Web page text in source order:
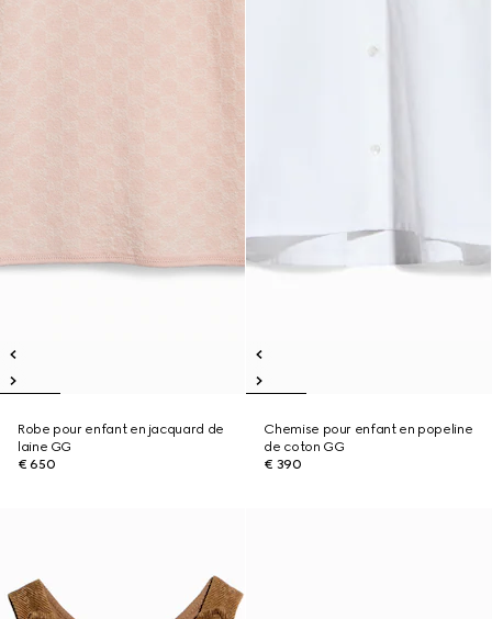
Robe pour enfant en jacquard de
laine GG
€ 650
Chemise pour enfant en popeline
de coton GG
€ 390